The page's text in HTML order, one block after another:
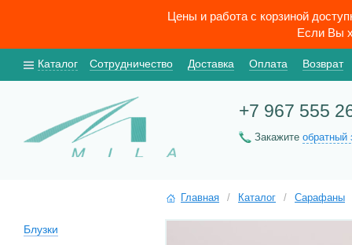
Цены и работа с корзиной
Если Вы
Каталог Сотрудничество Доставка Оплата Возврат
+7 967 555
Закажите обратный
Блузки
Главная / Каталог / Сарафаны